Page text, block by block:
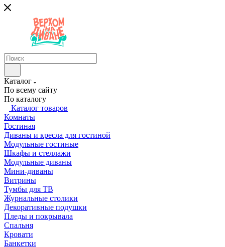
Каталог
По всему сайту
По каталогу
Каталог товаров
Комнаты
Гостиная
Диваны и кресла для гостиной
Модульные гостиные
Шкафы и стеллажи
Модульные диваны
Мини-диваны
Витрины
Тумбы для ТВ
Журнальные столики
Декоративные подушки
Пледы и покрывала
Спальня
Кровати
Банкетки